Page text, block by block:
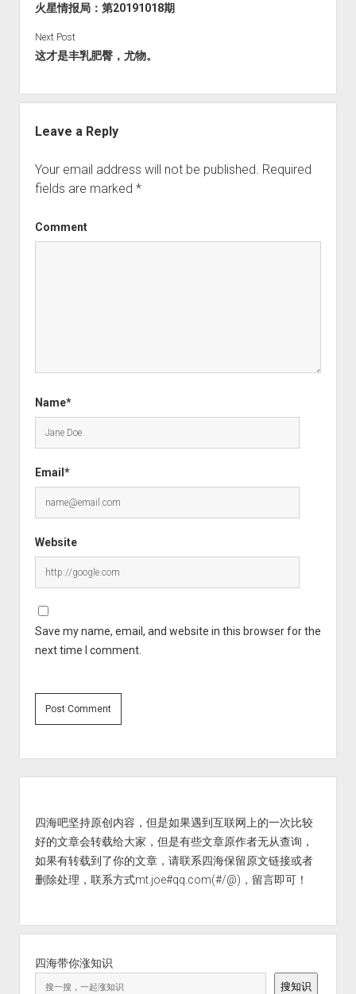
火星情报局：第20191018期
Next Post
这才是丰乳肥臀，尤物。
Leave a Reply
Your email address will not be published. Required
fields are marked *
Comment
Name*
Email*
Website
Save my name, email, and website in this browser for the
next time I comment.
四海吧坚持原创内容，但是如果遇到互联网上的一次比较
好的文章会转载给大家，但是有些文章原作者无从查询，
如果有转载到了你的文章，请联系四海保留原文链接或者
删除处理，联系方式mt.joe#qq.com(#/@)，留言即可！
四海带你涨知识
搜知识